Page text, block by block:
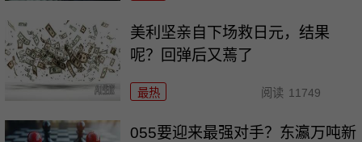
美利坚亲自下场救日元，结果
呢？回弹后又蔫了
最热 阅读 11749
055要迎来最强对手？东瀛万吨新